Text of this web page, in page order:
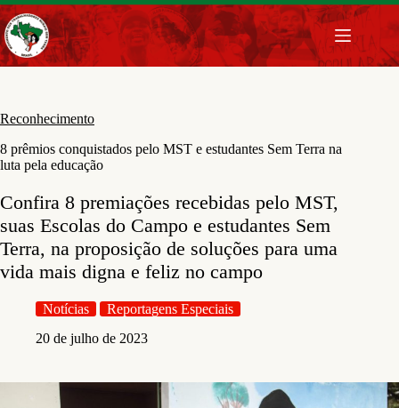
Pular
para
o
conteúdo
Reconhecimento
8 prêmios conquistados pelo MST e estudantes Sem Terra na
luta pela educação
Confira 8 premiações recebidas pelo MST,
suas Escolas do Campo e estudantes Sem
Terra, na proposição de soluções para uma
vida mais digna e feliz no campo
Notícias
Reportagens Especiais
20 de julho de 2023